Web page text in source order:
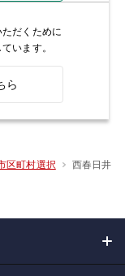
だくために
います。
ら
区町村選択 西春日井